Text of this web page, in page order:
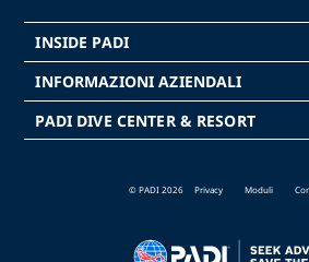
INSIDE PADI
INFORMAZIONI AZIENDALI
PADI DIVE CENTER & RESORT
© PADI 2026 Privacy Moduli